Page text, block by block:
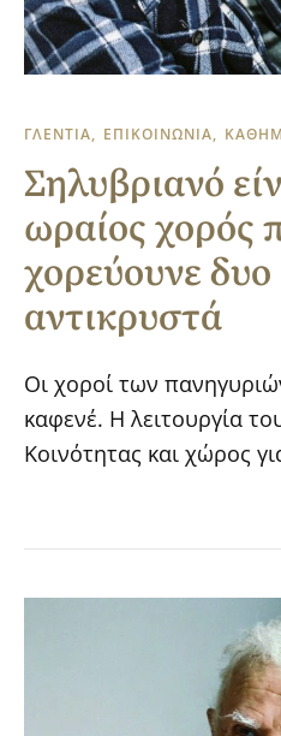
ΓΛΕΝΤΙΑ ΕΠΙΚΟΙΝΩΝΙΑ
Σηλυβριανό
ωραίος χορός
χορεύουνε δυο
αντικρυστά
Οι χοροί των
καφενέ. Η λειτουργία
Κοινότητας και χώρος